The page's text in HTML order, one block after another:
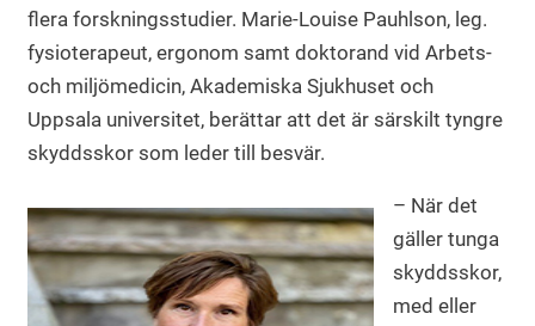
flera forskningsstudier. Marie-Louise Pauhlson, leg.
fysioterapeut, ergonom samt doktorand vid Arbets-
och miljömedicin, Akademiska Sjukhuset och
Uppsala universitet, berättar att det är särskilt tyngre
skyddsskor som leder till besvär.
– När det
gäller tunga
skyddsskor,
med eller